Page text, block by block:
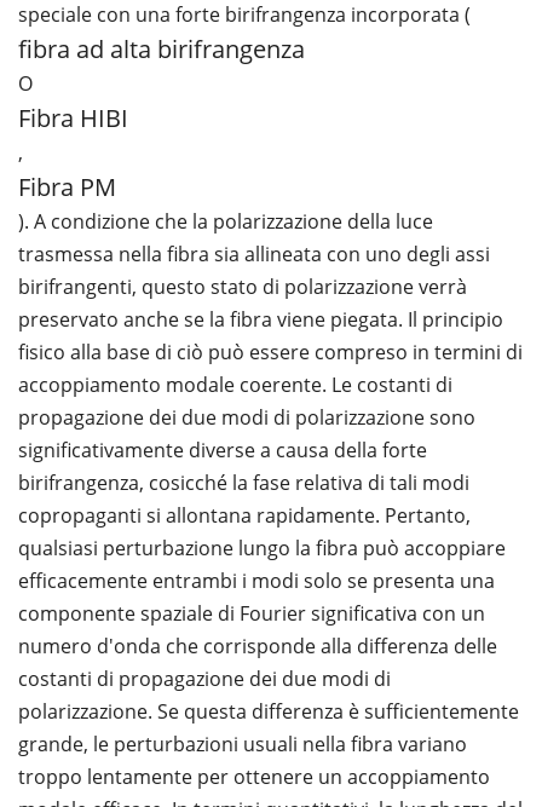
speciale con una forte birifrangenza incorporata (
fibra ad alta birifrangenza
O
Fibra HIBI
,
Fibra PM
). A condizione che la polarizzazione della luce
trasmessa nella fibra sia allineata con uno degli assi
birifrangenti, questo stato di polarizzazione verrà
preservato anche se la fibra viene piegata. Il principio
fisico alla base di ciò può essere compreso in termini di
accoppiamento modale coerente. Le costanti di
propagazione dei due modi di polarizzazione sono
significativamente diverse a causa della forte
birifrangenza, cosicché la fase relativa di tali modi
copropaganti si allontana rapidamente. Pertanto,
qualsiasi perturbazione lungo la fibra può accoppiare
efficacemente entrambi i modi solo se presenta una
componente spaziale di Fourier significativa con un
numero d'onda che corrisponde alla differenza delle
costanti di propagazione dei due modi di
polarizzazione. Se questa differenza è sufficientemente
grande, le perturbazioni usuali nella fibra variano
troppo lentamente per ottenere un accoppiamento